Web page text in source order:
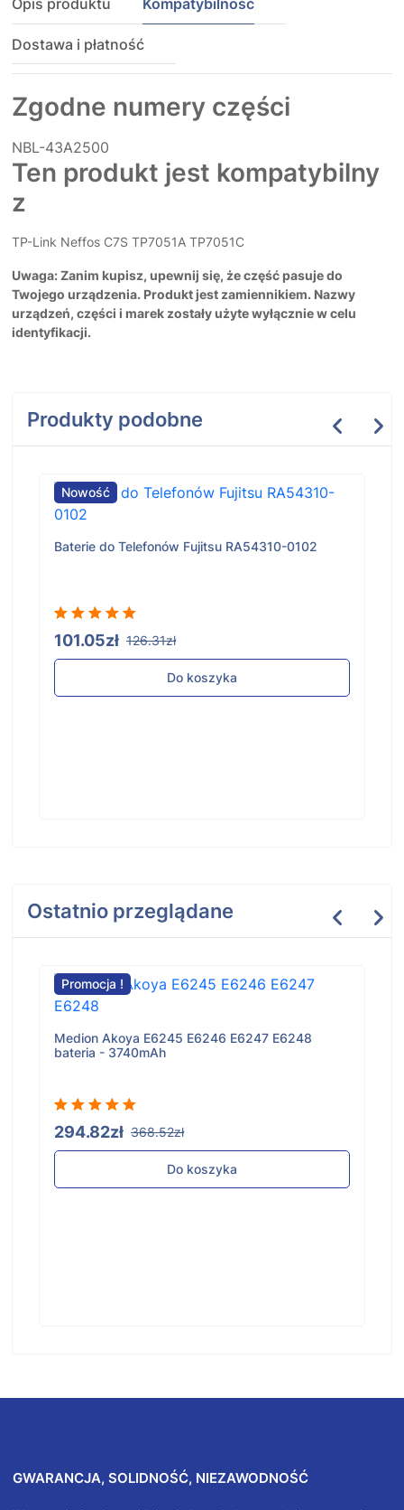
Opis produktu Kompatybilność
Dostawa i płatność
Zgodne numery części
NBL-43A2500
Ten produkt jest kompatybilny
z
TP-Link Neffos C7S TP7051A TP7051C
Uwaga: Zanim kupisz, upewnij się, że część pasuje do
Twojego urządzenia. Produkt jest zamiennikiem. Nazwy
urządzeń, części i marek zostały użyte wyłącznie w celu
identyfikacji.
Produkty podobne
Nowość
Baterie do Telefonów Fujitsu RA54310-0102
101.05zł 126.31zł
Do koszyka
Ostatnio przeglądane
Promocja !
Medion Akoya E6245 E6246 E6247 E6248
bateria - 3740mAh
294.82zł 368.52zł
Do koszyka
GWARANCJA, SOLIDNOŚĆ, NIEZAWODNOŚĆ